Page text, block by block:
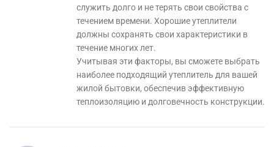
служить долго и не терять свои свойства с
течением времени. Хорошие утеплители
должны сохранять свои характеристики в
течение многих лет.
Учитывая эти факторы, вы сможете выбрать
наиболее подходящий утеплитель для вашей
жилой бытовки, обеспечив эффективную
теплоизоляцию и долговечность конструкции.